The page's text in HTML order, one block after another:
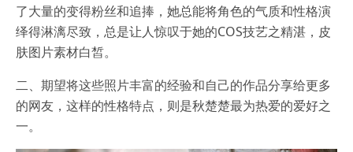
了大量的变得粉丝和追捧，她总能将角色的气质和性格演
绎得淋漓尽致，总是让人惊叹于她的COS技艺之精湛，皮
肤图片素材白皙。
二、期望将这些照片丰富的经验和自己的作品分享给更多
的网友，这样的性格特点，则是秋楚楚最为热爱的爱好之
一。